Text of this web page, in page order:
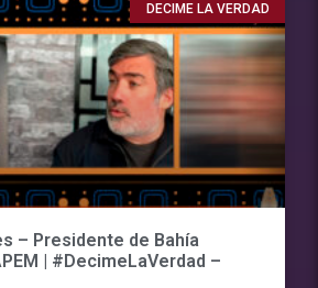
DECIME LA VERDAD
– Presidente de Bahía
| #DecimeLaVerdad –